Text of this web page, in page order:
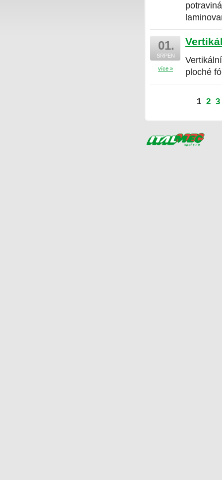
01.
SRPEN
více »
ploché
1 2 3